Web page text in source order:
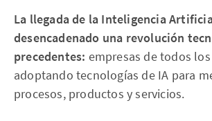
La llegada de la Inteligencia
desencadenado una revolución
precedentes: empresas de todos
adoptando tecnologías de IA para
procesos, productos y servicios.